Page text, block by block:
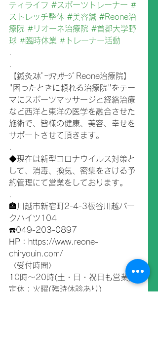
ティライフ #スポーツトレーナー #
ストレッチ整体 #美容鍼 #Reone治
療院 #リオーネ治療院 #首都大学野
球 #臨時休業 #トレーナー活動
【鍼灸ｽﾎﾟｰﾂﾏｯｻｰｼﾞReone治療院】
"困ったときに頼れる治療院"をテー
マにスポーツマッサージと経絡治療
など西洋と東洋の医学を融合させた
施術で、皆様の健康、美容、幸せを
サポートさせて頂きます。
◆現在は新型コロナウイルス対策と
して、消毒、換気、密集をさける予
約管理にて営業をしております。
🏣川越市新宿町2-4-3板谷川越パー
クハイツ104
☎️049-203-0897
HP：https://www.reone-
chiryouin.com/
〈受付時間〉
10時～20時(土・日・祝日も営業)
定休：火曜(臨時休診あり)